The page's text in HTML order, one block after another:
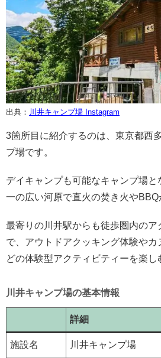
出典： 川井キャンプ場 Instagram
3箇所目に紹介するのは、東京都西
プ場です。
デイキャンプも可能なキャンプ場
一の広い河原で直火の焚き火やBBQ
最寄りの川井駅からも徒歩圏内のア
で、アウトドアクッキング体験や
どの体験型アクティビティーを楽し
川井キャンプ場の基本情報
詳細
施設名 川井キャンプ場